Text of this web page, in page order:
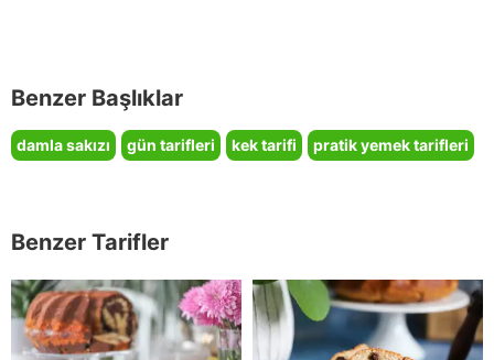
Benzer Başlıklar
damla sakızı gün tarifleri kek tarifi pratik yemek tarifleri
Benzer Tarifler